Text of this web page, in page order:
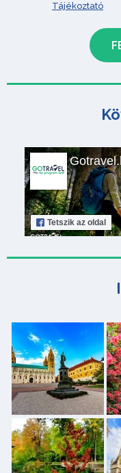
Tájékoztató
Tetszik az oldal